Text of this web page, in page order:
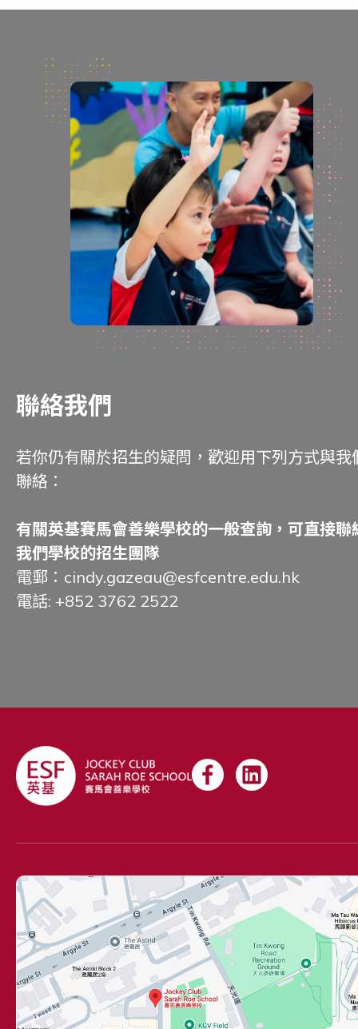
聯絡我們
若你仍有關於招生的疑問，歡迎用下列方式與我
聯絡：
有關英基賽馬會善樂學校的一般查詢，可直接聯
我們學校的招生團隊
電郵： cindy.gazeau@esfcentre.edu.hk
電話: +852 3762 2522